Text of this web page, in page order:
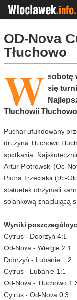
OD-Nova
Tłuchowo
W sobotę
się
Tłuchowii
Puchar ufundowany
drużyna Tłuchowii
spotkania.
Artur Piotrowski (Od-
Piotra Trzeciaka (99-
statuetek otrzymali
solankową znajdującą
Wyniki
Cytrus - Dobrzyń 4:1
Od-Nova - Wielgie 2:1
Dobrzyń - Lubanie 1:2
Cytrus - Lubanie 1:1
Od-Nova - Tłuchowo
Cytrus - Od-Nova 0:3